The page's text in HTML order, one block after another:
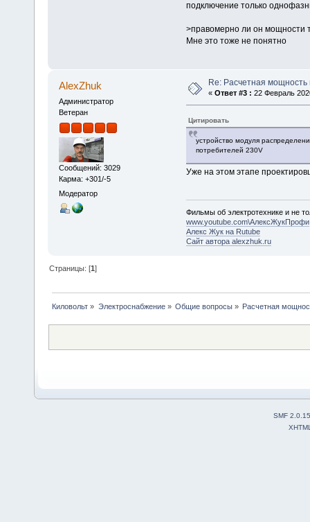
подключение только
>правомерно ли он мощности
Мне это тоже не понятно
AlexZhuk
Администратор
Ветеран
Сообщений: 3029
Карма: +301/-5
Модератор
Re: Расчетная мощность
« Ответ #3 : 22 Февраль
Цитировать
устройство модуля
потребителей 230V
Уже на этом этапе
Фильмы об электротехнике и не
www.youtube.com\АлексЖукПрофи
Алекс Жук на Rutube
Сайт автора alexzhuk.ru
Страницы: [1]
Киловольт » Электроснабжение» Общие вопросы» Расчетная
SMF 2.0.15